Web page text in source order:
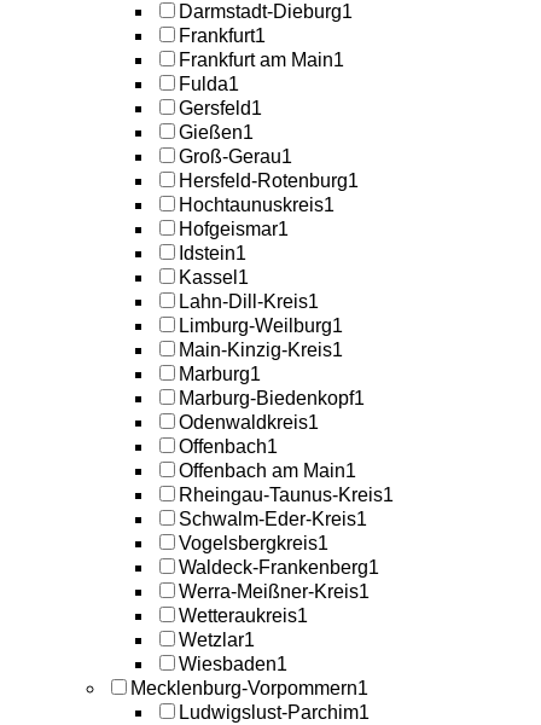
Darmstadt-Dieburg1
Frankfurt1
Frankfurt am Main1
Fulda1
Gersfeld1
Gießen1
Groß-Gerau1
Hersfeld-Rotenburg1
Hochtaunuskreis1
Hofgeismar1
Idstein1
Kassel 1
Lahn-Dill-Kreis1
Limburg-Weilburg1
Main-Kinzig-Kreis1
Marburg1
Marburg-Biedenkopf1
Odenwaldkreis1
Offenbach1
Offenbach am Main1
Rheingau-Taunus-Kreis1
Schwalm-Eder-Kreis1
Vogelsbergkreis1
Waldeck-Frankenberg1
Werra-Meißner-Kreis1
Wetteraukreis1
Wetzlar1
Wiesbaden1
Mecklenburg-Vorpommern1
Ludwigslust-Parchim1